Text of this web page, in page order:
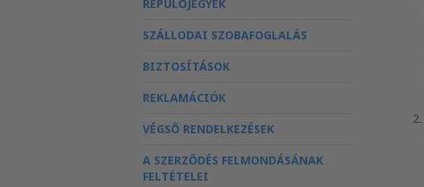
REPÜLŐJEGYEK
SZÁLLODAI SZOBAFOGLALÁS
BIZTOSÍTÁSOK
REKLAMÁCIÓK
VÉGSŐ RENDELKEZÉSEK
A SZERZŐDÉS FELMONDÁSÁNAK
FELTÉTELEI